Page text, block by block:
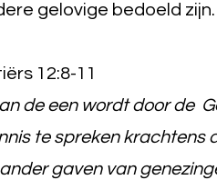
gelovige bedoeld
12:8-11
de een wordt door de
te spreken krachtens
gaven van